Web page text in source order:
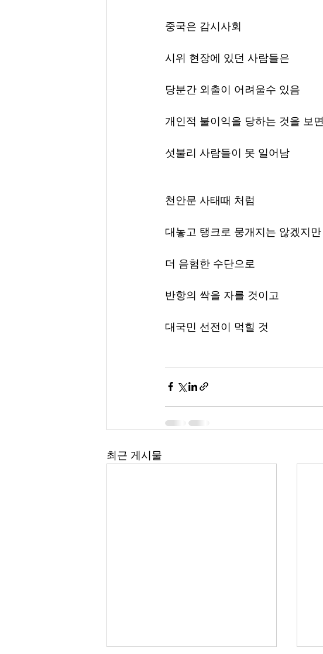
중국은 감시사회
시위 현장에 있던 사람들은
당분간 외출이 어려울수 있음
개인적 불이익을 당하는 것을 보면
섯불리 사람들이 못 일어남
천안문 사태때 처럼
대놓고 탱크로 뭉개지는 않겠지만
더 음험한 수단으로
반항의 싹을 자를 것이고
대국민 선전이 먹힐 것
최근 게시물